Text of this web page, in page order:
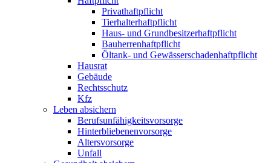
Privathaftpflicht
Tierhalterhaftpflicht
Haus- und Grundbesitzerhaftpflicht
Bauherrenhaftpflicht
Öltank- und Gewässerschadenhaftpflicht
Hausrat
Gebäude
Rechtsschutz
Kfz
Leben absichern
Berufsunfähigkeitsvorsorge
Hinterbliebenenvorsorge
Altersvorsorge
Unfall